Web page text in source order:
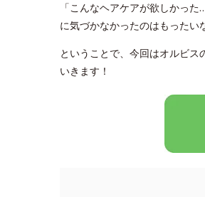
「こんなヘアケアが欲しかっ
に気づかなかったのはもった
ということで、今回はオルビ
いきます！